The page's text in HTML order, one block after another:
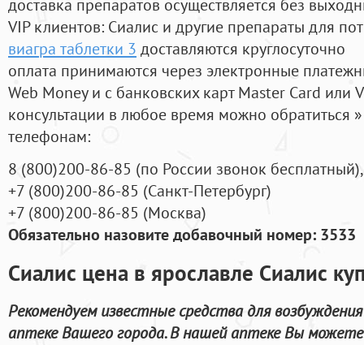
доставка препаратов осуществляется без
VIP клиентов: Сиалис и другие препараты для
виагра таблетки 3 доставляются круглосуточно
оплата принимаются через электронные
Web Money и с банковских карт Master Card или
консультации в любое время можно обратиться
телефонам:
8 (800)200-86-85 (по России звонок бесплатный),
+7 (800)200-86-85 (Санкт-Петербург)
+7 (800)200-86-85 (Москва)
Обязательно назовите добавочный номер: 3533
Сиалис цена в ярославле Сиалис
Рекомендуем известные средства для
аптеке Вашего города. В нашей аптеке Вы